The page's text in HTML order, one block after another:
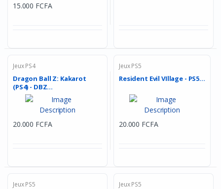
15.000 FCFA
Jeux PS4
Dragon Ball Z: Kakarot
(PS4) - DBZ...
20.000 FCFA
Jeux PS5
Resident Evil VIllage - PS5...
20.000 FCFA
Jeux PS5 Jeux PS5